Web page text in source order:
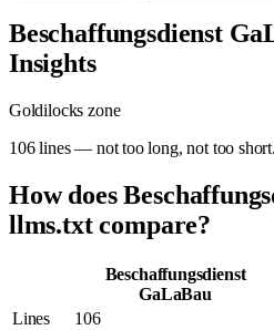
Beschaffungsdienst
Insights
Goldilocks zone
106 lines — not too long, not too
How does
llms.txt compare?
Beschaffungsdienst
GaLaBau
Lines
106